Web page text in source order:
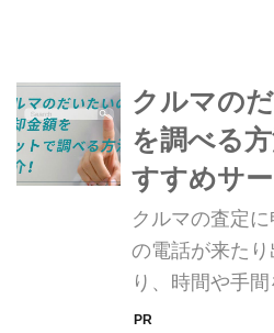
クルマの
を調べる
すすめサ
介！
クルマの査定
の電話が来た
り、時間や手
た、決断を迫ら